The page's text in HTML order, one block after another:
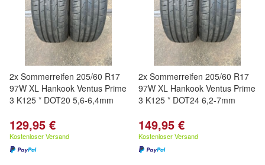
2x Sommerreifen 205/60 R17
97W XL Hankook Ventus Prime
3 K125 * DOT20 5,6-6,4mm
129,95 €
Kostenloser Versand
2x Sommerreifen 205/60 R17
97W XL Hankook Ventus Prime
3 K125 * DOT24 6,2-7mm
149,95 €
Kostenloser Versand